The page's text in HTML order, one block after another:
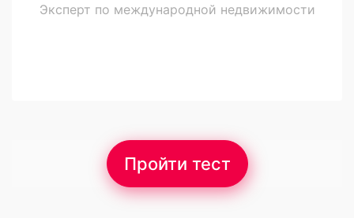
Эксперт по международной недвижимости
Пройти тест